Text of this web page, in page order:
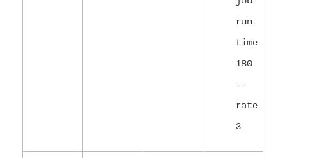
run-
time
180
--
rate
3